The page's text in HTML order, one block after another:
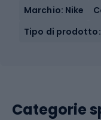
Marchio: Nike
Tipo di prodotto:
Categorie